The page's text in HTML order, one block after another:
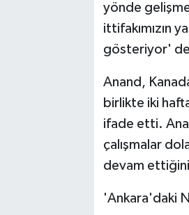
yönde
ittifakımızın
gösteriyor'
Anand,
birlikte iki
ifade etti.
çalışmalar
devam
'Ankara'daki